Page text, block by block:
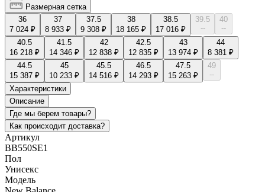
Размерная сетка
36
7 024 ₽
37
8 933 ₽
37.5
9 308 ₽
38
18 165 ₽
38.5
17 016 ₽
39.5
--
40
--
40.5
16 218 ₽
41.5
14 346 ₽
42
12 838 ₽
42.5
12 835 ₽
43
13 974 ₽
44
8 381 ₽
44.5
15 387 ₽
45
10 233 ₽
45.5
14 516 ₽
46.5
14 293 ₽
47.5
15 263 ₽
49
--
Характеристики
Описание
Где мы берем товары?
Как происходит доставка?
Артикул
BB550SE1
Пол
Унисекс
Модель